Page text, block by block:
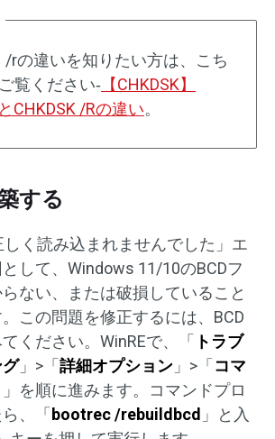
rの違いを知りたい方は、こち
覧ください‐ 【CHKDSK】
CHKDSK /Rの違い。
する
しく読み込まれませんでした」エ
して、Windows 11/10のBCDフ
ない、または破損していること
この問題を修正するには、BCD
ください。WinREで、「 トラブ
」>「 詳細オプション 」>「 コマ
」を順に進みます。コマンドプロ
、「 bootrec /rebuildbcd 」と入